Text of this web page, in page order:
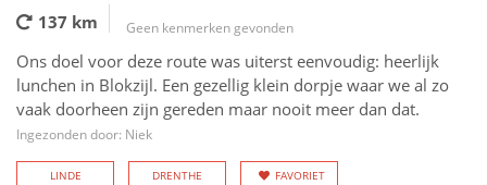
137 km Geen kenmerken gevonden
Ons doel voor deze route was uiterst eenvoudig: heerlijk
lunchen in Blokzijl. Een gezellig klein dorpje waar we al zo
vaak doorheen zijn gereden maar nooit meer dan dat.
Ingezonden door: Niek
LINDE DRENTHE FAVORIET